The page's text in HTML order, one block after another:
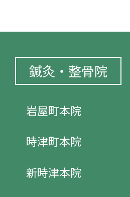
鍼灸・整骨院
岩屋町本院
時津町本院
新時津本院